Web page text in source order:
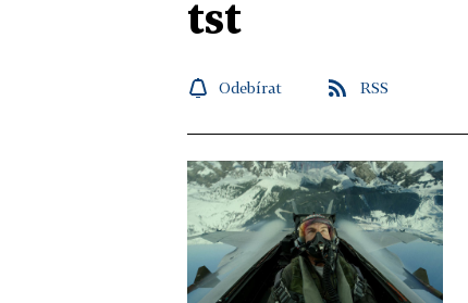
tst
Odebírat RSS